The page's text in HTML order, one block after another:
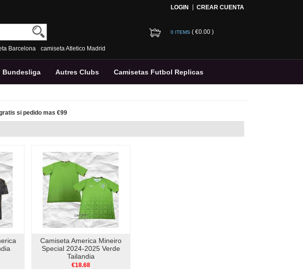
LOGIN CREAR CUENTA
Barcelona camiseta Atletico Madrid
0 ITEMS ( €0.00 )
Bundesliga Autres Clubs Camisetas Futbol Replicas
si pedido mas €99
Camiseta America Mineiro
Special 2024-2025 Verde
Tailandia
€18.68